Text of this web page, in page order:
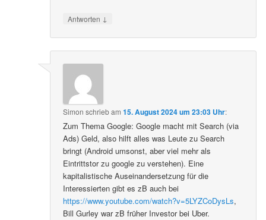
Antworten ↓
Simon schriebam15. August 2024 um 23:03 Uhr:
Zum Thema Google: Google macht mit Search (via
Ads) Geld, also hilft alles was Leute zu Search
bringt (Android umsonst, aber viel mehr als
Eintrittstor zu google zu verstehen). Eine
kapitalistische Auseinandersetzung für die
Interessierten gibt es zB auch bei
https://www.youtube.com/watch?v=5LYZCoDysLs,
Bill Gurley war zB früher Investor bei Uber.